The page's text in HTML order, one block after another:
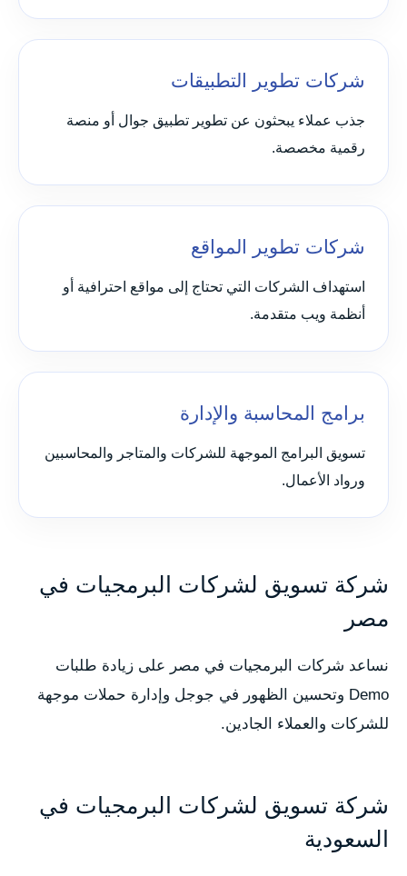
شركات تطوير التطبيقات
جذب عملاء يبحثون عن تطوير تطبيق جوال أو منصة
رقمية مخصصة.
شركات تطوير المواقع
استهداف الشركات التي تحتاج إلى مواقع احترافية أو
أنظمة ويب متقدمة.
برامج المحاسبة والإدارة
تسويق البرامج الموجهة للشركات والمتاجر والمحاسبين
ورواد الأعمال.
شركة تسويق لشركات البرمجيات في
مصر
نساعد شركات البرمجيات في مصر على زيادة طلبات
Demo وتحسين الظهور في جوجل وإدارة حملات موجهة
للشركات والعملاء الجادين.
شركة تسويق لشركات البرمجيات في
السعودية